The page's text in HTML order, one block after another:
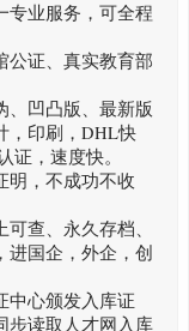
业服务，可全程
证、真实教育部
凹凸版、最新版
，印刷，DHL快
，速度快。
，不成功不收
查、永久存档、
进国企，外企，创
中心颁发入库证
步读取人才网入库